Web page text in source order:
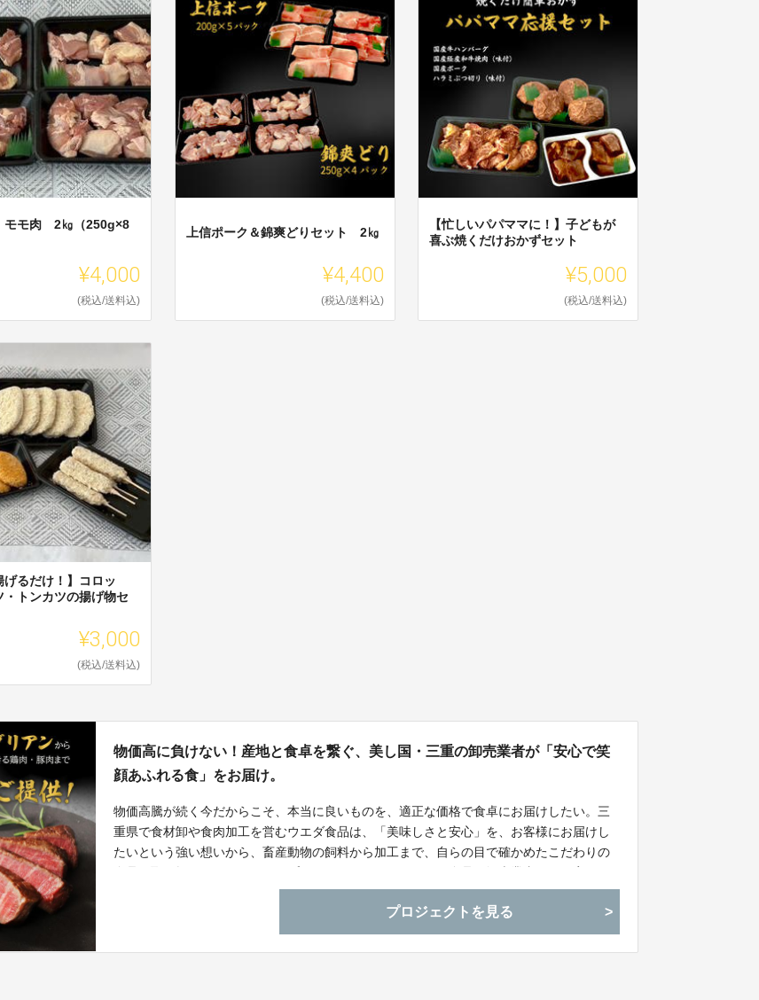
モ肉 2㎏（250g×8
¥4,000
(税込/送料込)
上信ポーク＆錦爽どりセット 2㎏
¥4,400
(税込/送料込)
【忙しいパパママに！】子どもが
喜ぶ焼くだけおかずセット
¥5,000
(税込/送料込)
げるだけ！】コロッ
・トンカツの揚げ物セ
¥3,000
(税込/送料込)
物価高に負けない！産地と食卓を繋ぐ、美し国・三重の卸売業者が「安心で笑
顔あふれる食」をお届け。
物価高騰が続く今だからこそ、本当に良いものを、適正な価格で食卓にお届けしたい。三
重県で食材卸や食肉加工を営むウエダ食品は、「美味しさと安心」を、お客様にお届けし
たいという強い想いから、畜産動物の飼料から加工まで、自らの目で確かめたこだわりの
きる価格で皆様にお届けします。
プロジェクトを見る